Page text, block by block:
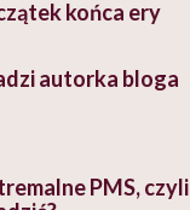
końca ery
autorka bloga
PMS, czyli